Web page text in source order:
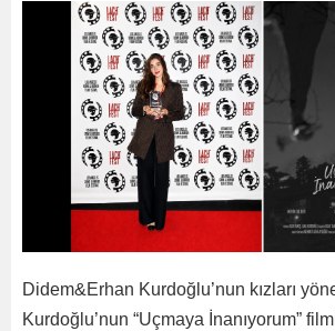
Didem&Erhan Kurdoğlu’nun kızları
Kurdoğlu’nun “Uçmaya İnanıyorum”